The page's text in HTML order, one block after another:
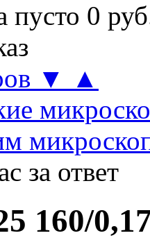
пусто 0
▼
▲
за ответ
160/